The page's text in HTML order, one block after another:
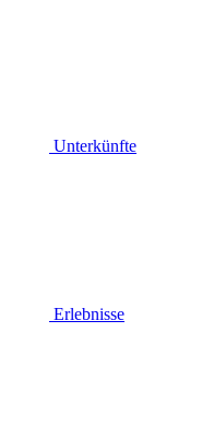
Unterkünfte
Erlebnisse